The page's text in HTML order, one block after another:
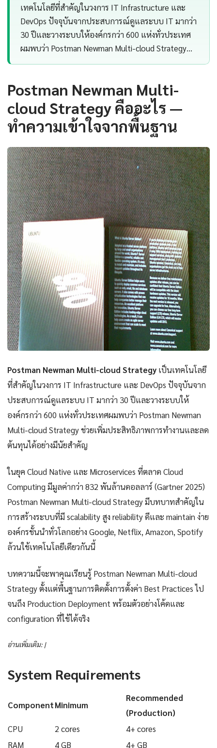
เทคโนโลยีที่สำคัญในวงการ IT Infrastructure และ
DevOps ปัจจุบันจากประสบการณ์ดูแลระบบ IT มากว่า
30 ปีและวางระบบให้องค์กรกว่า 600 แห่งทั่วประเทศ
ผมพบว่า Postman Newman Multi-cloud Strategy…
Postman Newman Multi-
cloud Strategy คืออะไร —
ทำความเข้าใจจากพื้นฐาน
Postman Newman Multi-cloud Strategy เป็นเทคโนโลยี
ที่สำคัญในวงการ IT Infrastructure และ DevOps ปัจจุบันจาก
ประสบการณ์ดูแลระบบ IT มากว่า 30 ปีและวางระบบให้
องค์กรกว่า 600 แห่งทั่วประเทศผมพบว่า Postman Newman
Multi-cloud Strategy ช่วยเพิ่มประสิทธิภาพการทำงานและลด
ต้นทุนได้อย่างมีนัยสำคัญ
ในยุค Cloud Native และ Microservices ที่ตลาด Cloud
Computing มีมูลค่ากว่า 832 พันล้านดอลลาร์ (Gartner 2025)
Postman Newman Multi-cloud Strategy มีบทบาทสำคัญใน
การสร้างระบบที่มี scalability สูง reliability ดีและ maintain ง่าย
องค์กรชั้นนำทั่วโลกอย่าง Google, Netflix, Amazon, Spotify
ล้วนใช้เทคโนโลยีเดียวกันนี้
บทความนี้จะพาคุณเรียนรู้ Postman Newman Multi-cloud
Strategy ตั้งแต่พื้นฐานการติดตั้งการตั้งค่า Best Practices ไป
จนถึง Production Deployment พร้อมตัวอย่างโค้ดและ
configuration ที่ใช้ได้จริง
อ่านเพิ่มเติม: |
System Requirements
ComponentMinimum
Recommended
(Production)
CPU
2 cores
4+ cores
RAM
4 GB 4+ GB